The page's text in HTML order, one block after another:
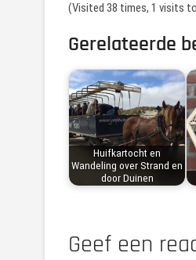
(Visited 38 times, 1 visits
Gerelateerde
Huifkartocht en
Wandeling over Strand en
door Duinen
Geef een